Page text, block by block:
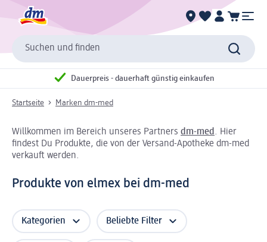
Suchen und finden
Dauerpreis - dauerhaft günstig einkaufen
Startseite Marken dm-med
Willkommen im Bereich unseres Partners dm-med . Hier
findest Du Produkte, die von der Versand-Apotheke dm-med
verkauft werden.
Produkte von elmex bei dm-med
Kategorien Beliebte Filter